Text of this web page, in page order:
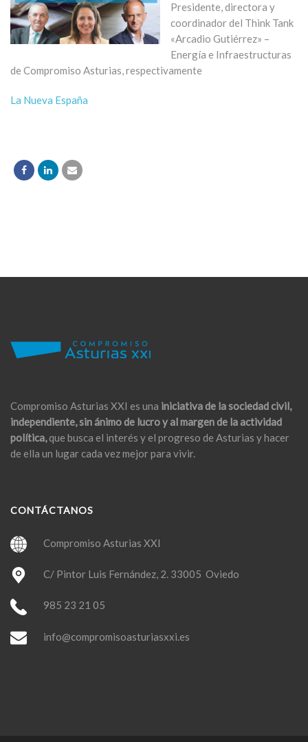
Presidente, directora y
coordinador del Think Tank
«Arcadio Gutiérrez» –
Energía e Infraestructuras
de Compromiso Asturias, respectivamente
La Nueva España
Compromiso Asturias XXI es una iniciativa de la sociedad civil,
independiente, sin ánimo de lucro y al margen de la actividad
política,que busca el interés y el progreso de Asturias y hacer
de ella un lugar cada vez mejor para vivir.
CONTÁCTANOS
Compromiso Asturias XXI
C/ Pintor Luis Fernández, 2. 33005 Oviedo
985 23 21 05
info@compromisoasturiasxxi.es